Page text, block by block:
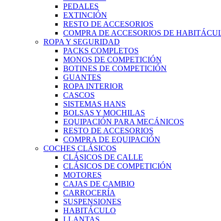
PEDALES
EXTINCIÓN
RESTO DE ACCESORIOS
COMPRA DE ACCESORIOS DE
ROPA Y SEGURIDAD
PACKS COMPLETOS
MONOS DE COMPETICIÓN
BOTINES DE COMPETICIÓN
GUANTES
ROPA INTERIOR
CASCOS
SISTEMAS HANS
BOLSAS Y MOCHILAS
EQUIPACIÓN PARA MECÁNICOS
RESTO DE ACCESORIOS
COMPRA DE EQUIPACIÓN
COCHES CLÁSICOS
CLÁSICOS DE CALLE
CLÁSICOS DE COMPETICIÓN
MOTORES
CAJAS DE CAMBIO
CARROCERÍA
SUSPENSIONES
HABITÁCULO
LLANTAS